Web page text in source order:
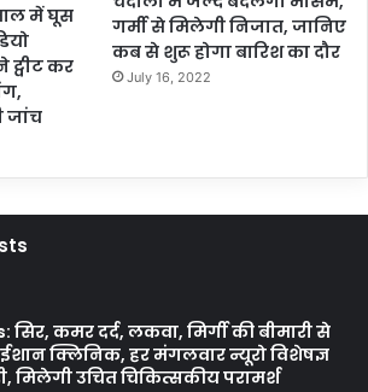
में घूस
ट्वीट कर
जांच
गर्मी से मिलेगी निजात, जानिए
कब से शुरू होगा बारिश का दौर
July 16, 2022
सिर, कमर दर्द, लकवा, मिर्गी की बीमारी से
क्लिनिक, हर मंगलवार न्यूरो विशेषज्ञ
मिलेगी उचित चिकित्सकीय परामर्श